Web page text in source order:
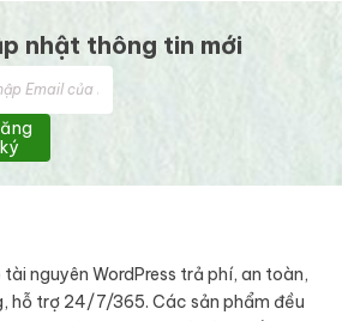
nhật thông tin mới
ký
nguyên WordPress trả phí, an toàn,
hỗ trợ 24/7/365. Các sản phẩm đều